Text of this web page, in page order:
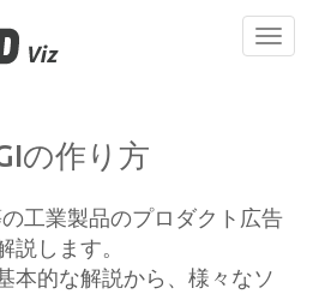
Toggle
の作り方
工業製品のプロダクト広告
説します。
本的な解説から、様々なソ